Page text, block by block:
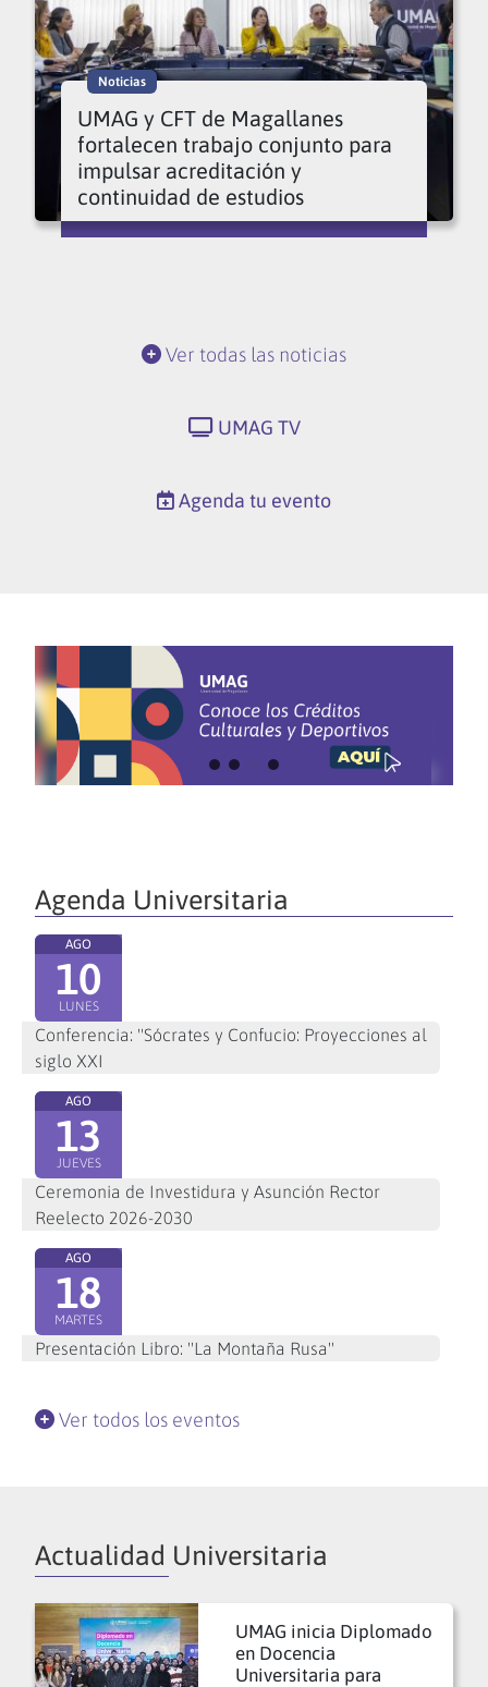
Noticias
UMAG y CFT de Magallanes
fortalecen trabajo conjunto para
impulsar acreditación y
continuidad de estudios
Ver todas las noticias
UMAG TV
Agenda tu evento
Agenda Universitaria
AGO
10
LUNES
Conferencia: "Sócrates y Confucio: Proyecciones al
siglo XXI
AGO
13
JUEVES
Ceremonia de Investidura y Asunción Rector
Reelecto 2026-2030
AGO
18
MARTES
Presentación Libro: "La Montaña Rusa"
Ver todos los eventos
Actualidad Universitaria
UMAG inicia Diplomado
en Docencia
Universitaria para